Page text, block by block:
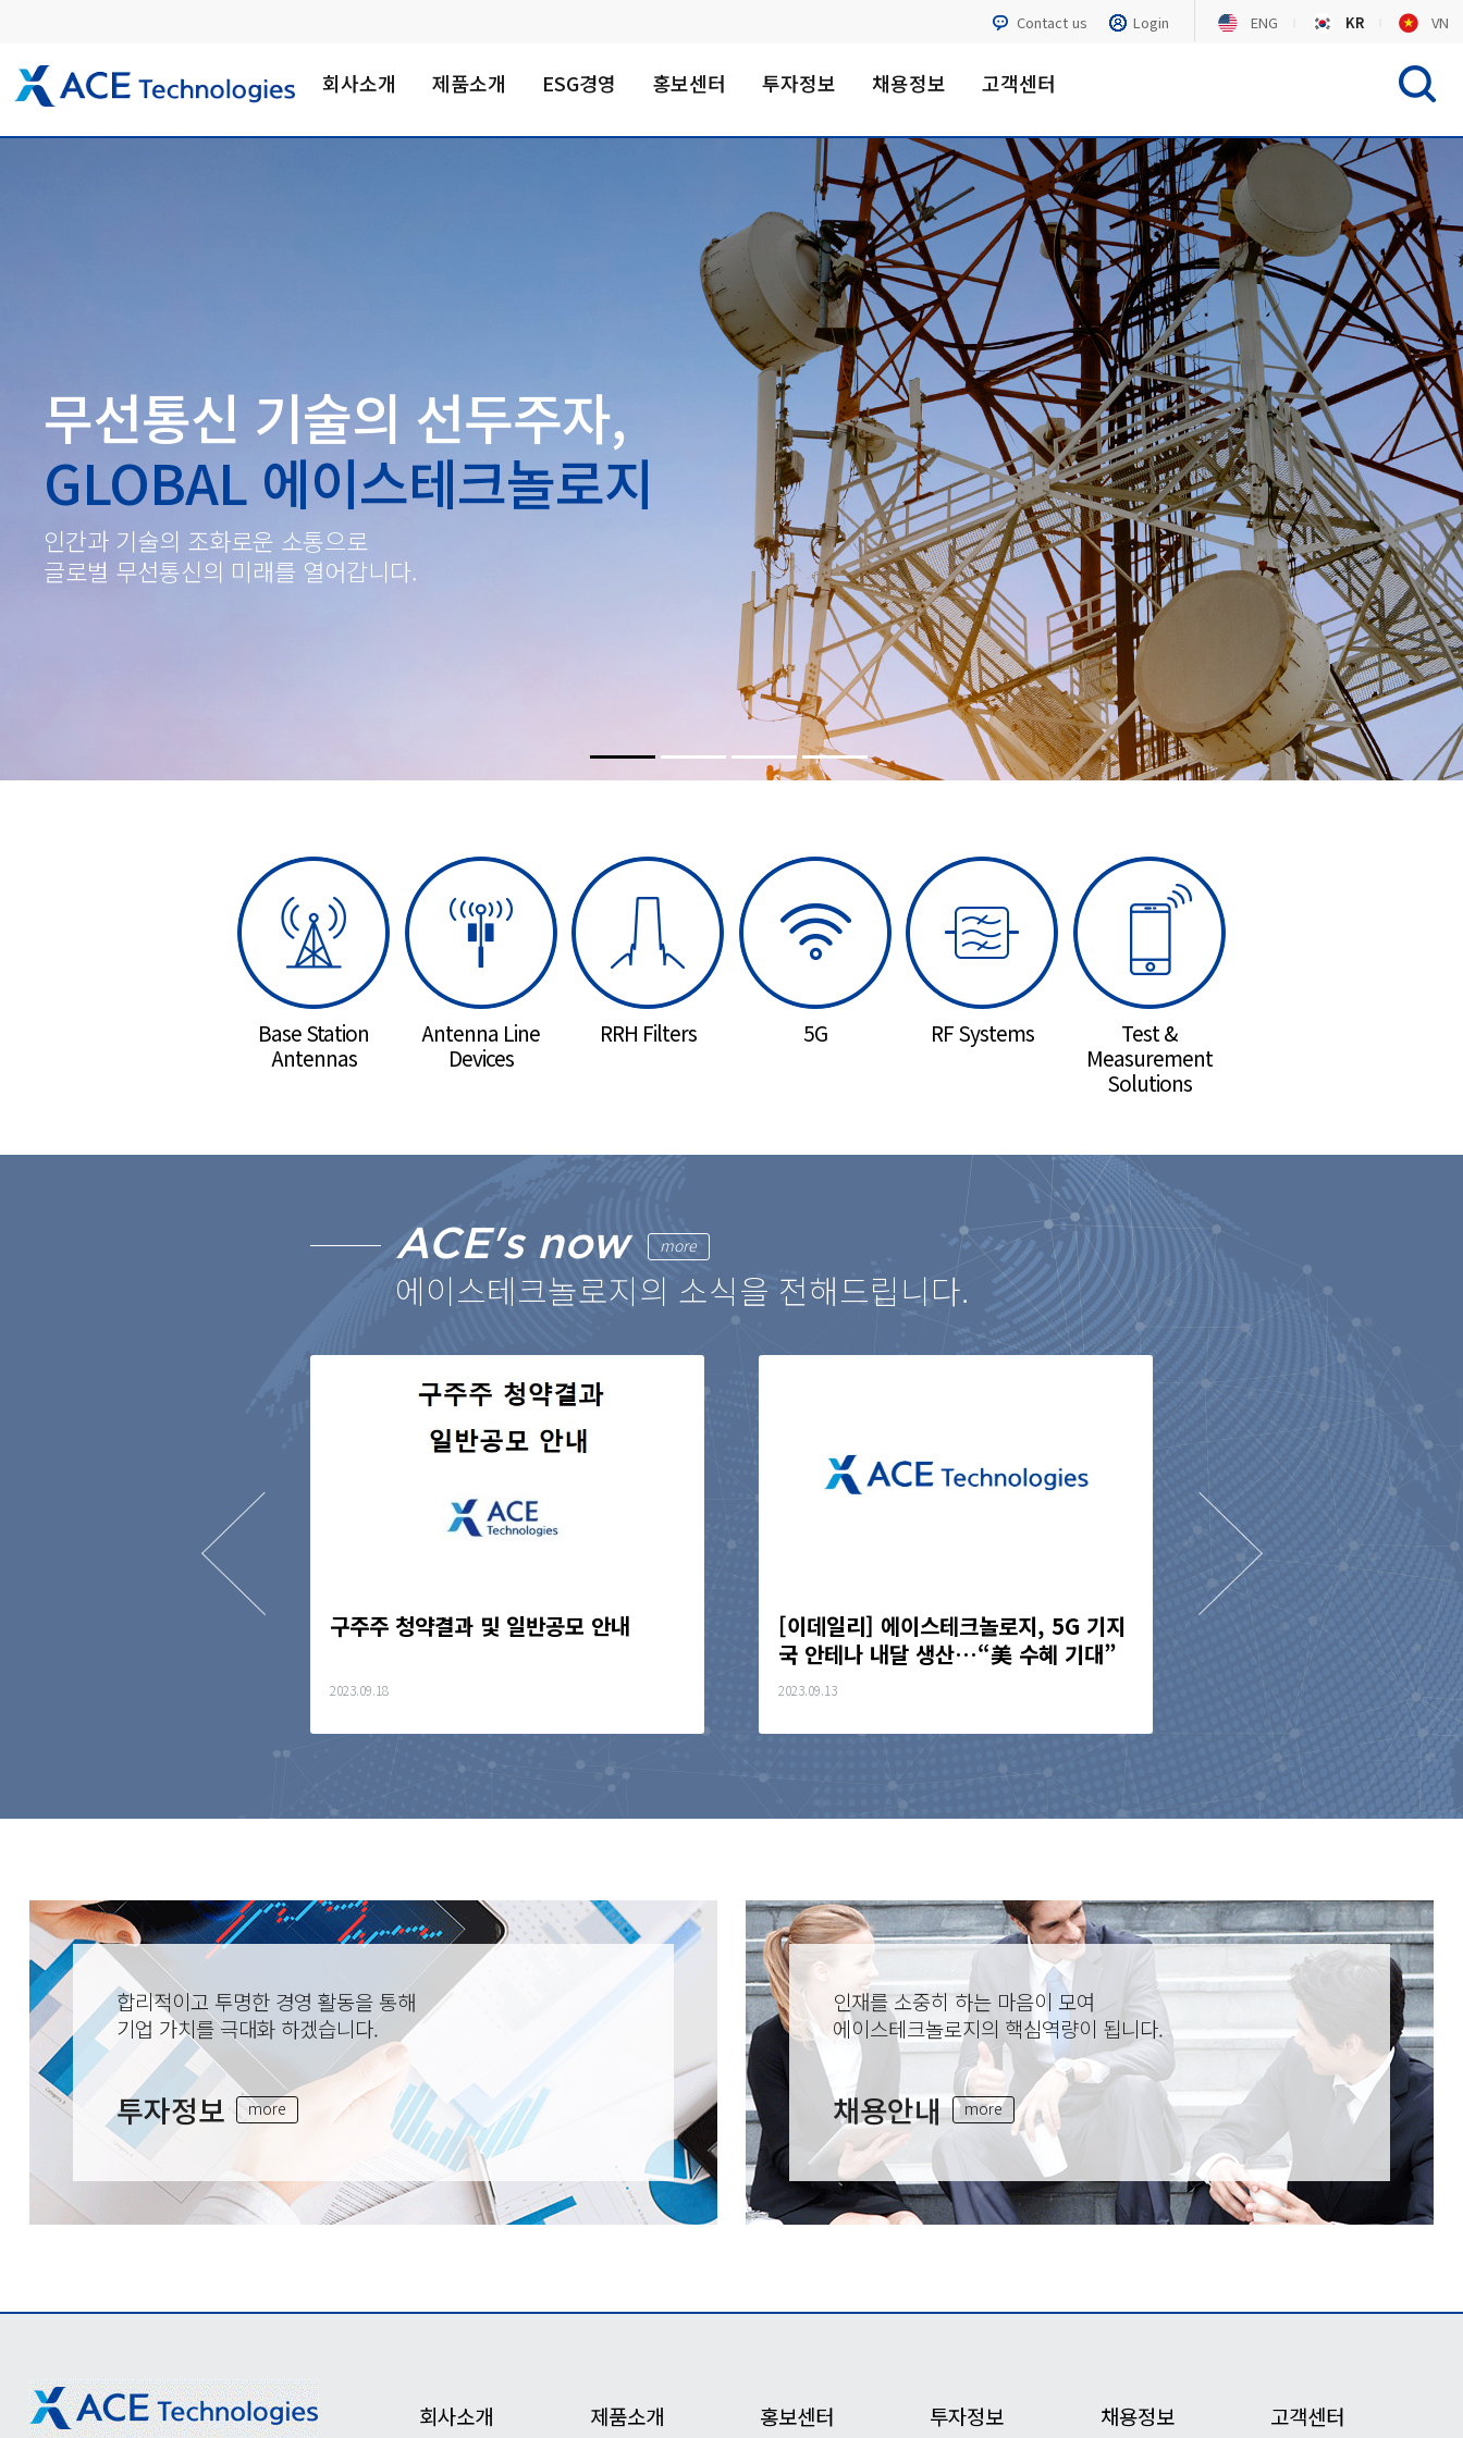
Contact us Login ENG KR VN
회사소개 제품소개 ESG경영 홍보센터 투자정보 채용정보 고객센터
무선통신 기술의 선두주자,
GLOBAL 에이스테크놀로지
인간과 기술의 조화로운 소통으로
글로벌 무선통신의 미래를 열어갑니다.
Base Station
Antennas
Antenna Line
Devices
RRH Filters 5G RF Systems
Test &
Measurement
Solutions
ACE's now more
에이스테크놀로지의 소식을 전해드립니다.
구주주 청약결과 및 일반공모 안내
2023.09.18
[이데일리] 에이스테크놀로지, 5G 기지
국 안테나 내달 생산…“美 수혜 기대”
2023.09.13
신주발행가액 확정공고
합리적이고 투명한 경영 활동을 통해
기업 가치를 극대화 하겠습니다.
투자정보 more
인재를 소중히 하는 마음이 모여
에이스테크놀로지의 핵심역량이 됩니다.
채용안내 more
회사소개 제품소개 홍보센터 투자정보 채용정보 고객센터